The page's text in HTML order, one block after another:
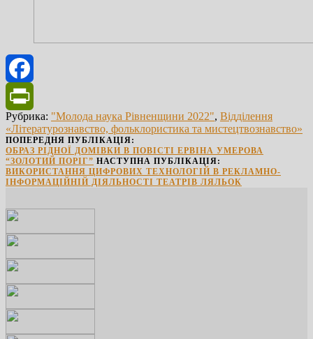
Facebook
PrintFriendly
Рубрика: "Молода наука Рівненщини 2022", Відділення
«Літературознавство, фольклористика та мистецтвознавство»
ПОПЕРЕДНЯ ПУБЛІКАЦІЯ:
ОБРАЗ РІДНОЇ ДОМІВКИ В ПОВІСТІ ЕРВІНА УМЕРОВА
“ЗОЛОТИЙ ПОРІГ” НАСТУПНА ПУБЛІКАЦІЯ:
ВИКОРИСТАННЯ ЦИФРОВИХ ТЕХНОЛОГІЙ В РЕКЛАМНО-
ІНФОРМАЦІЙНІЙ ДІЯЛЬНОСТІ ТЕАТРІВ ЛЯЛЬОК